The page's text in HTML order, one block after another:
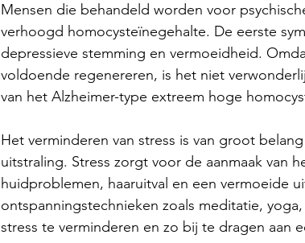
Mensen die behandeld worden voor
verhoogd homocysteïnegehalte. De eerste
depressieve stemming en vermoeidheid.
voldoende regenereren, is het niet
van het Alzheimer-type extreem hoge
Het verminderen van stress is van groot
uitstraling. Stress zorgt voor de aanmaak van
huidproblemen, haaruitval en een vermoeide
ontspanningstechnieken zoals meditatie,
stress te verminderen en zo bij te dragen aan